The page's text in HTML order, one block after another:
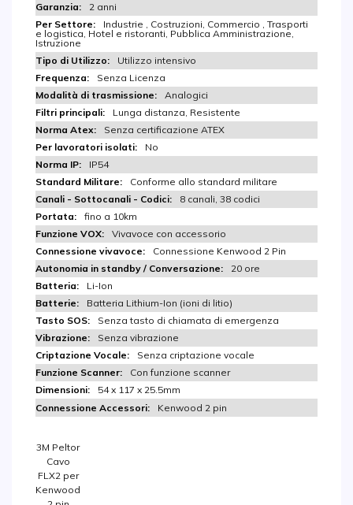
2 anni
Industrie , Costruzioni, Commercio , Trasporti
e logistica, Hotel e ristoranti, Pubblica Amministrazione,
Istruzione
Utilizzo intensivo
Senza Licenza
Analogici
Lunga distanza, Resistente
Senza certificazione ATEX
No
IP54
Conforme allo standard militare
8 canali, 38 codici
fino a 10km
Vivavoce con accessorio
Connessione Kenwood 2 Pin
20 ore
Li-Ion
Batteria Lithium-Ion (ioni di litio)
Senza tasto di chiamata di emergenza
Senza vibrazione
Senza criptazione vocale
Con funzione scanner
54 x 117 x 25.5mm
Kenwood 2 pin
3M Peltor
Cavo
FLX2 per
Kenwood